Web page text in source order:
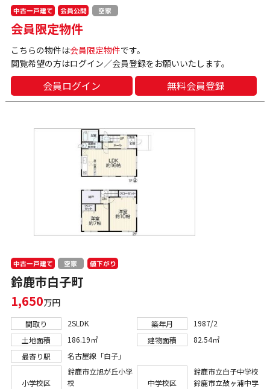
中古一戸建て 会員公開 空家
会員限定物件
こちらの物件は会員限定物件です。
閲覧希望の方はログイン／会員登録をお願いいたします。
会員ログイン 無料会員登録
中古一戸建て 空家 値下がり
鈴鹿市白子町
1,650万円
間取り 2SLDK 築年月
1987/2
土地面積
186.19㎡ 建物面積
82.54㎡
最寄り駅
名古屋線「白子」
小学校区
鈴鹿市立旭が丘小学
校
中学校区
鈴鹿市立白子中学校
鈴鹿市立鼓ヶ浦中学